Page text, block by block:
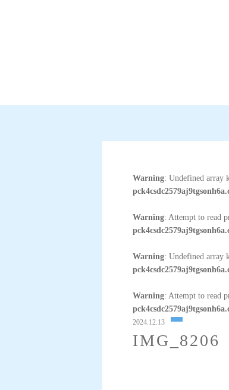
Warning: Undefined array
Warning: Attempt to read
Warning: Undefined array
Warning: Attempt to read
2024.12.13
IMG_8206